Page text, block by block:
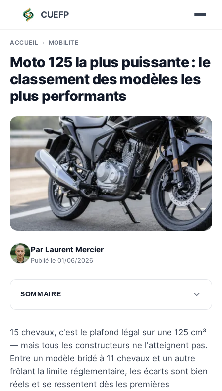
CUEFP
ACCUEIL MOBILITÉ
Moto 125 la plus puissante : le
classement des modèles les
plus performants
Par Laurent Mercier
Publié le 01/06/2026
SOMMAIRE
Les leaders du marché en puissance
Comparaison des performances des modèles
Technologies et innovations
Conclusion sur les performances des motos
125
15 chevaux, c'est le plafond légal sur une 125 cm³
— mais tous les constructeurs ne l'atteignent pas.
Entre un modèle bridé à 11 chevaux et un autre
frôlant la limite réglementaire, les écarts sont bien
réels et se ressentent dès les premières